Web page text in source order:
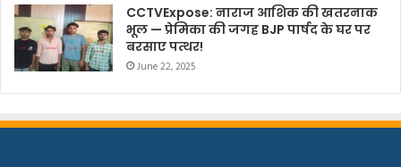
CCTVExpose: नाराज आशिक की खतरनाक
भूल — प्रेमिका की जगह BJP पार्षद के घर पर
बरसाए पत्थर!
June 22, 2025